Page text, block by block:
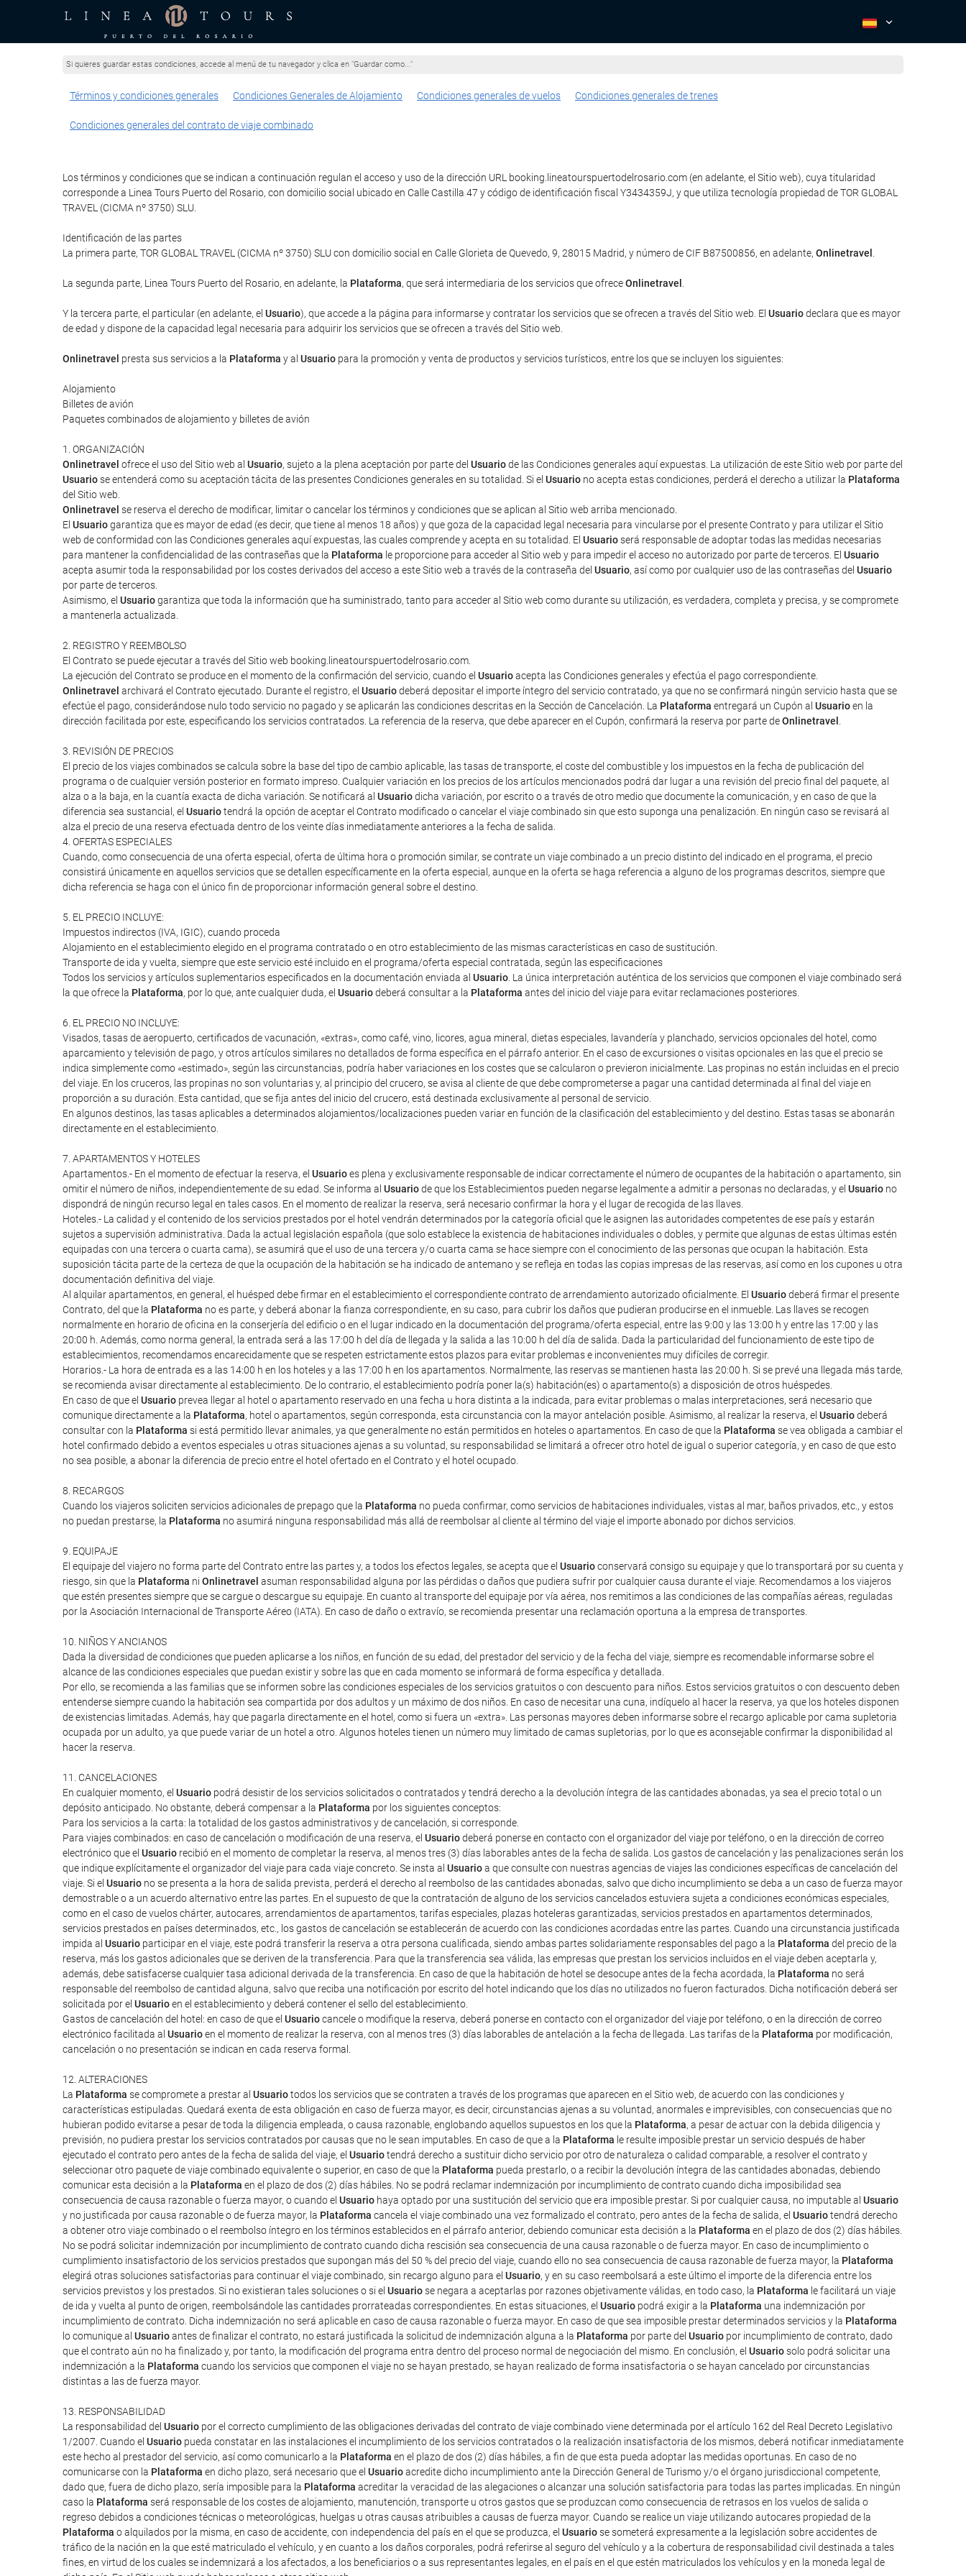
Si quieres guardar estas condiciones, accede al menú de tu navegador y clica en "Guardar como..."
Términos y condiciones generales Condiciones Generales de Alojamiento Condiciones generales de vuelos Condiciones generales de trenes
Condiciones generales del contrato de viaje combinado
Los términos y condiciones que se indican a continuación regulan el acceso y uso de la dirección URL booking.lineatourspuertodelrosario.com (en adelante, el Sitio web), cuya titularidad
corresponde a Linea Tours Puerto del Rosario, con domicilio social ubicado en Calle Castilla 47 y código de identificación fiscal Y3434359J, y que utiliza tecnología propiedad de TOR GLOBAL
TRAVEL (CICMA nº 3750) SLU.
Identificación de las partes
La primera parte, TOR GLOBAL TRAVEL (CICMA nº 3750) SLU con domicilio social en Calle Glorieta de Quevedo, 9, 28015 Madrid, y número de CIF B87500856, en adelante, Onlinetravel
La segunda parte, Linea Tours Puerto del Rosario, en adelante, la Plataforma, que será intermediaria de los servicios que ofreceOnlinetravel
Y la tercera parte, el particular (en adelante, el Usuario), que accede a la página para informarse y contratar los servicios que se ofrecen a través del Sitio web. El Usuariodeclara que es mayor
de edad y dispone de la capacidad legal necesaria para adquirir los servicios que se ofrecen a través del Sitio web.
Onlinetravel presta sus servicios a la Plataforma y al Usuario para la promoción y venta de productos y servicios turísticos, entre los que se incluyen los siguientes:
Alojamiento
Billetes de avión
Paquetes combinados de alojamiento y billetes de avión
1. ORGANIZACIÓN
Onlinetravel ofrece el uso del Sitio web al Usuario, sujeto a la plena aceptación por parte del Usuariode las Condiciones generales aquí expuestas. La utilización de este Sitio web por parte del
Usuariose entenderá como su aceptación tácita de las presentes Condiciones generales en su totalidad. Si el Usuario no acepta estas condiciones, perderá el derecho a utilizar la Plataforma
del Sitio web.
Onlinetravel se reserva el derecho de modificar, limitar o cancelar los términos y condiciones que se aplican al Sitio web arriba mencionado.
El Usuariogarantiza que es mayor de edad (es decir, que tiene al menos 18 años) y que goza de la capacidad legal necesaria para vincularse por el presente Contrato y para utilizar el Sitio
web de conformidad con las Condiciones generales aquí expuestas, las cuales comprende y acepta en su totalidad. El Usuarioserá responsable de adoptar todas las medidas necesarias
para mantener la confidencialidad de las contraseñas que la Plataforma le proporcione para acceder al Sitio web y para impedir el acceso no autorizado por parte de terceros. El Usuario
acepta asumir toda la responsabilidad por los costes derivados del acceso a este Sitio web a través de la contraseña del Usuario, así como por cualquier uso de las contraseñas del Usuario
por parte de terceros.
Asimismo, el Usuariogarantiza que toda la información que ha suministrado, tanto para acceder al Sitio web como durante su utilización, es verdadera, completa y precisa, y se compromete
a mantenerla actualizada.
2. REGISTRO Y REEMBOLSO
El Contrato se puede ejecutar a través del Sitio web booking.lineatourspuertodelrosario.com.
La ejecución del Contrato se produce en el momento de la confirmación del servicio, cuando el Usuarioacepta las Condiciones generales y efectúa el pago correspondiente.
Onlinetravel archivará el Contrato ejecutado. Durante el registro, el Usuariodeberá depositar el importe íntegro del servicio contratado, ya que no se confirmará ningún servicio hasta que se
efectúe el pago, considerándose nulo todo servicio no pagado y se aplicarán las condiciones descritas en la Sección de Cancelación. La Plataforma entregará un Cupón al Usuarioen la
dirección facilitada por este, especificando los servicios contratados. La referencia de la reserva, que debe aparecer en el Cupón, confirmará la reserva por parte deOnlinetravel
3. REVISIÓN DE PRECIOS
El precio de los viajes combinados se calcula sobre la base del tipo de cambio aplicable, las tasas de transporte, el coste del combustible y los impuestos en la fecha de publicación del
programa o de cualquier versión posterior en formato impreso. Cualquier variación en los precios de los artículos mencionados podrá dar lugar a una revisión del precio final del paquete, al
alza o a la baja, en la cuantía exacta de dicha variación. Se notificará al Usuariodicha variación, por escrito o a través de otro medio que documente la comunicación, y en caso de que la
diferencia sea sustancial, el Usuariotendrá la opción de aceptar el Contrato modificado o cancelar el viaje combinado sin que esto suponga una penalización. En ningún caso se revisará al
alza el precio de una reserva efectuada dentro de los veinte días inmediatamente anteriores a la fecha de salida.
4. OFERTAS ESPECIALES
Cuando, como consecuencia de una oferta especial, oferta de última hora o promoción similar, se contrate un viaje combinado a un precio distinto del indicado en el programa, el precio
consistirá únicamente en aquellos servicios que se detallen específicamente en la oferta especial, aunque en la oferta se haga referencia a alguno de los programas descritos, siempre que
dicha referencia se haga con el único fin de proporcionar información general sobre el destino.
5. EL PRECIO INCLUYE:
Impuestos indirectos (IVA, IGIC), cuando proceda
Alojamiento en el establecimiento elegido en el programa contratado o en otro establecimiento de las mismas características en caso de sustitución.
Transporte de ida y vuelta, siempre que este servicio esté incluido en el programa/oferta especial contratada, según las especificaciones
Todos los servicios y artículos suplementarios especificados en la documentación enviada al Usuario . La única interpretación auténtica de los servicios que componen el viaje combinado será
la que ofrece la Plataforma, por lo que, ante cualquier duda, el Usuariodeberá consultar a la Plataforma antes del inicio del viaje para evitar reclamaciones posteriores.
6. EL PRECIO NO INCLUYE:
Visados, tasas de aeropuerto, certificados de vacunación, «extras», como café, vino, licores, agua mineral, dietas especiales, lavandería y planchado, servicios opcionales del hotel, como
aparcamiento y televisión de pago, y otros artículos similares no detallados de forma específica en el párrafo anterior. En el caso de excursiones o visitas opcionales en las que el precio se
indica simplemente como «estimado», según las circunstancias, podría haber variaciones en los costes que se calcularon o previeron inicialmente. Las propinas no están incluidas en el precio
del viaje. En los cruceros, las propinas no son voluntarias y, al principio del crucero, se avisa al cliente de que debe comprometerse a pagar una cantidad determinada al final del viaje en
proporción a su duración. Esta cantidad, que se fija antes del inicio del crucero, está destinada exclusivamente al personal de servicio.
En algunos destinos, las tasas aplicables a determinados alojamientos/localizaciones pueden variar en función de la clasificación del establecimiento y del destino. Estas tasas se abonarán
directamente en el establecimiento.
7. APARTAMENTOS Y HOTELES
Apartamentos.- En el momento de efectuar la reserva, el Usuarioes plena y exclusivamente responsable de indicar correctamente el número de ocupantes de la habitación o apartamento, sin
omitir el número de niños, independientemente de su edad. Se informa al Usuariode que los Establecimientos pueden negarse legalmente a admitir a personas no declaradas, y el Usuario no
dispondrá de ningún recurso legal en tales casos. En el momento de realizar la reserva, será necesario confirmar la hora y el lugar de recogida de las llaves.
Hoteles.- La calidad y el contenido de los servicios prestados por el hotel vendrán determinados por la categoría oficial que le asignen las autoridades competentes de ese país y estarán
sujetos a supervisión administrativa. Dada la actual legislación española (que solo establece la existencia de habitaciones individuales o dobles, y permite que algunas de estas últimas estén
equipadas con una tercera o cuarta cama), se asumirá que el uso de una tercera y/o cuarta cama se hace siempre con el conocimiento de las personas que ocupan la habitación. Esta
suposición tácita parte de la certeza de que la ocupación de la habitación se ha indicado de antemano y se refleja en todas las copias impresas de las reservas, así como en los cupones u otra
documentación definitiva del viaje.
Al alquilar apartamentos, en general, el huésped debe firmar en el establecimiento el correspondiente contrato de arrendamiento autorizado oficialmente. El Usuariodeberá firmar el presente
Contrato, del que la Plataforma no es parte, y deberá abonar la fianza correspondiente, en su caso, para cubrir los daños que pudieran producirse en el inmueble. Las llaves se recogen
normalmente en horario de oficina en la conserjería del edificio o en el lugar indicado en la documentación del programa/oferta especial, entre las 9:00 y las 13:00 h y entre las 17:00 y las
20:00 h. Además, como norma general, la entrada será a las 17:00 h del día de llegada y la salida a las 10:00 h del día de salida. Dada la particularidad del funcionamiento de este tipo de
establecimientos, recomendamos encarecidamente que se respeten estrictamente estos plazos para evitar problemas e inconvenientes muy difíciles de corregir.
Horarios.- La hora de entrada es a las 14:00 h en los hoteles y a las 17:00 h en los apartamentos. Normalmente, las reservas se mantienen hasta las 20:00 h. Si se prevé una llegada más tarde,
se recomienda avisar directamente al establecimiento. De lo contrario, el establecimiento podría poner la(s) habitación(es) o apartamento(s) a disposición de otros huéspedes.
En caso de que el Usuario prevea llegar al hotel o apartamento reservado en una fecha u hora distinta a la indicada, para evitar problemas o malas interpretaciones, será necesario que
comunique directamente a la Plataforma, hotel o apartamentos, según corresponda, esta circunstancia con la mayor antelación posible. Asimismo, al realizar la reserva, el Usuariodeberá
consultar con la Plataforma si está permitido llevar animales, ya que generalmente no están permitidos en hoteles o apartamentos. En caso de que la Plataforma se vea obligada a cambiar el
hotel confirmado debido a eventos especiales u otras situaciones ajenas a su voluntad, su responsabilidad se limitará a ofrecer otro hotel de igual o superior categoría, y en caso de que esto
no sea posible, a abonar la diferencia de precio entre el hotel ofertado en el Contrato y el hotel ocupado.
8. RECARGOS
Cuando los viajeros soliciten servicios adicionales de prepago que la Plataforma no pueda confirmar, como servicios de habitaciones individuales, vistas al mar, baños privados, etc., y estos
no puedan prestarse, la Plataforma no asumirá ninguna responsabilidad más allá de reembolsar al cliente al término del viaje el importe abonado por dichos servicios.
9. EQUIPAJE
El equipaje del viajero no forma parte del Contrato entre las partes y, a todos los efectos legales, se acepta que el Usuarioconservará consigo su equipaje y que lo transportará por su cuenta y
riesgo, sin que la Plataforma ni Onlinetravel asuman responsabilidad alguna por las pérdidas o daños que pudiera sufrir por cualquier causa durante el viaje. Recomendamos a los viajeros
que estén presentes siempre que se cargue o descargue su equipaje. En cuanto al transporte del equipaje por vía aérea, nos remitimos a las condiciones de las compañías aéreas, reguladas
por la Asociación Internacional de Transporte Aéreo (IATA). En caso de daño o extravío, se recomienda presentar una reclamación oportuna a la empresa de transportes.
10. NIÑOS Y ANCIANOS
Dada la diversidad de condiciones que pueden aplicarse a los niños, en función de su edad, del prestador del servicio y de la fecha del viaje, siempre es recomendable informarse sobre el
alcance de las condiciones especiales que puedan existir y sobre las que en cada momento se informará de forma específica y detallada.
Por ello, se recomienda a las familias que se informen sobre las condiciones especiales de los servicios gratuitos o con descuento para niños. Estos servicios gratuitos o con descuento deben
entenderse siempre cuando la habitación sea compartida por dos adultos y un máximo de dos niños. En caso de necesitar una cuna, indíquelo al hacer la reserva, ya que los hoteles disponen
de existencias limitadas. Además, hay que pagarla directamente en el hotel, como si fuera un «extra». Las personas mayores deben informarse sobre el recargo aplicable por cama supletoria
ocupada por un adulto, ya que puede variar de un hotel a otro. Algunos hoteles tienen un número muy limitado de camas supletorias, por lo que es aconsejable confirmar la disponibilidad al
hacer la reserva.
11. CANCELACIONES
En cualquier momento, el Usuario podrá desistir de los servicios solicitados o contratados y tendrá derecho a la devolución íntegra de las cantidades abonadas, ya sea el precio total o un
depósito anticipado. No obstante, deberá compensar a la Plataforma por los siguientes conceptos:
Para los servicios a la carta: la totalidad de los gastos administrativos y de cancelación, si corresponde.
Para viajes combinados: en caso de cancelación o modificación de una reserva, el Usuariodeberá ponerse en contacto con el organizador del viaje por teléfono, o en la dirección de correo
electrónico que el Usuario recibió en el momento de completar la reserva, al menos tres (3) días laborables antes de la fecha de salida. Los gastos de cancelación y las penalizaciones serán los
que indique explícitamente el organizador del viaje para cada viaje concreto. Se insta al Usuarioa que consulte con nuestras agencias de viajes las condiciones específicas de cancelación del
viaje. Si el Usuario no se presenta a la hora de salida prevista, perderá el derecho al reembolso de las cantidades abonadas, salvo que dicho incumplimiento se deba a un caso de fuerza mayor
demostrable o a un acuerdo alternativo entre las partes. En el supuesto de que la contratación de alguno de los servicios cancelados estuviera sujeta a condiciones económicas especiales,
como en el caso de vuelos chárter, autocares, arrendamientos de apartamentos, tarifas especiales, plazas hoteleras garantizadas, servicios prestados en apartamentos determinados,
servicios prestados en países determinados, etc., los gastos de cancelación se establecerán de acuerdo con las condiciones acordadas entre las partes. Cuando una circunstancia justificada
impida al Usuario participar en el viaje, este podrá transferir la reserva a otra persona cualificada, siendo ambas partes solidariamente responsables del pago a la Plataforma del precio de la
reserva, más los gastos adicionales que se deriven de la transferencia. Para que la transferencia sea válida, las empresas que prestan los servicios incluidos en el viaje deben aceptarla y,
además, debe satisfacerse cualquier tasa adicional derivada de la transferencia. En caso de que la habitación de hotel se desocupe antes de la fecha acordada, la Plataforma no será
responsable del reembolso de cantidad alguna, salvo que reciba una notificación por escrito del hotel indicando que los días no utilizados no fueron facturados. Dicha notificación deberá ser
solicitada por el Usuarioen el establecimiento y deberá contener el sello del establecimiento.
Gastos de cancelación del hotel: en caso de que el Usuariocancele o modifique la reserva, deberá ponerse en contacto con el organizador del viaje por teléfono, o en la dirección de correo
electrónico facilitada al Usuarioen el momento de realizar la reserva, con al menos tres (3) días laborables de antelación a la fecha de llegada. Las tarifas de la Plataforma por modificación,
cancelación o no presentación se indican en cada reserva formal.
12. ALTERACIONES
La Plataforma se compromete a prestar al Usuariotodos los servicios que se contraten a través de los programas que aparecen en el Sitio web, de acuerdo con las condiciones y
características estipuladas. Quedará exenta de esta obligación en caso de fuerza mayor, es decir, circunstancias ajenas a su voluntad, anormales e imprevisibles, con consecuencias que no
hubieran podido evitarse a pesar de toda la diligencia empleada, o causa razonable, englobando aquellos supuestos en los que la Plataforma, a pesar de actuar con la debida diligencia y
previsión, no pudiera prestar los servicios contratados por causas que no le sean imputables. En caso de que a la Plataforma le resulte imposible prestar un servicio después de haber
ejecutado el contrato pero antes de la fecha de salida del viaje, el Usuariotendrá derecho a sustituir dicho servicio por otro de naturaleza o calidad comparable, a resolver el contrato y
seleccionar otro paquete de viaje combinado equivalente o superior, en caso de que la Plataforma pueda prestarlo, o a recibir la devolución íntegra de las cantidades abonadas, debiendo
comunicar esta decisión a la Plataforma en el plazo de dos (2) días hábiles. No se podrá reclamar indemnización por incumplimiento de contrato cuando dicha imposibilidad sea
consecuencia de causa razonable o fuerza mayor, o cuando el Usuario haya optado por una sustitución del servicio que era imposible prestar. Si por cualquier causa, no imputable al Usuario
y no justificada por causa razonable o de fuerza mayor, la Plataforma cancela el viaje combinado una vez formalizado el contrato, pero antes de la fecha de salida, el Usuariotendrá derecho
a obtener otro viaje combinado o el reembolso íntegro en los términos establecidos en el párrafo anterior, debiendo comunicar esta decisión a la Plataforma en el plazo de dos (2) días hábiles.
No se podrá solicitar indemnización por incumplimiento de contrato cuando dicha rescisión sea consecuencia de una causa razonable o de fuerza mayor. En caso de incumplimiento o
cumplimiento insatisfactorio de los servicios prestados que supongan más del 50 % del precio del viaje, cuando ello no sea consecuencia de causa razonable de fuerza mayor, la Plataforma
elegirá otras soluciones satisfactorias para continuar el viaje combinado, sin recargo alguno para el Usuario, y en su caso reembolsará a este último el importe de la diferencia entre los
servicios previstos y los prestados. Si no existieran tales soluciones o si el Usuariose negara a aceptarlas por razones objetivamente válidas, en todo caso, la Plataforma le facilitará un viaje
de ida y vuelta al punto de origen, reembolsándole las cantidades prorrateadas correspondientes. En estas situaciones, el Usuario podrá exigir a la Plataforma una indemnización por
incumplimiento de contrato. Dicha indemnización no será aplicable en caso de causa razonable o fuerza mayor. En caso de que sea imposible prestar determinados servicios y la Plataforma
lo comunique al Usuarioantes de finalizar el contrato, no estará justificada la solicitud de indemnización alguna a la Plataforma por parte del Usuario por incumplimiento de contrato, dado
que el contrato aún no ha finalizado y, por tanto, la modificación del programa entra dentro del proceso normal de negociación del mismo. En conclusión, el Usuariosolo podrá solicitar una
indemnización a la Plataforma cuando los servicios que componen el viaje no se hayan prestado, se hayan realizado de forma insatisfactoria o se hayan cancelado por circunstancias
distintas a las de fuerza mayor.
13. RESPONSABILIDAD
La responsabilidad del Usuario por el correcto cumplimiento de las obligaciones derivadas del contrato de viaje combinado viene determinada por el artículo 162 del Real Decreto Legislativo
1/2007. Cuando el Usuario pueda constatar en las instalaciones el incumplimiento de los servicios contratados o la realización insatisfactoria de los mismos, deberá notificar inmediatamente
este hecho al prestador del servicio, así como comunicarlo a la Plataforma en el plazo de dos (2) días hábiles, a fin de que esta pueda adoptar las medidas oportunas. En caso de no
comunicarse con la Plataforma en dicho plazo, será necesario que el Usuarioacredite dicho incumplimiento ante la Dirección General de Turismo y/o el órgano jurisdiccional competente,
dado que, fuera de dicho plazo, sería imposible para la Plataforma acreditar la veracidad de las alegaciones o alcanzar una solución satisfactoria para todas las partes implicadas. En ningún
caso la Plataforma será responsable de los costes de alojamiento, manutención, transporte u otros gastos que se produzcan como consecuencia de retrasos en los vuelos de salida o
regreso debidos a condiciones técnicas o meteorológicas, huelgas u otras causas atribuibles a causas de fuerza mayor. Cuando se realice un viaje utilizando autocares propiedad de la
Plataforma o alquilados por la misma, en caso de accidente, con independencia del país en el que se produzca, el Usuariose someterá expresamente a la legislación sobre accidentes de
tráfico de la nación en la que esté matriculado el vehículo, y en cuanto a los daños corporales, podrá referirse al seguro del vehículo y a la cobertura de responsabilidad civil destinada a tales
fines, en virtud de los cuales se indemnizará a los afectados, a los beneficiarios o a sus representantes legales, en el país en el que estén matriculados los vehículos y en la moneda legal de